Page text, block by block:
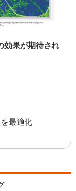
果が期待され
最適化